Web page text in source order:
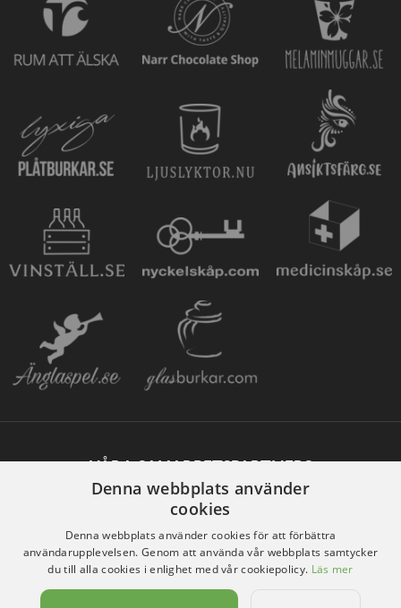
VÅRA SAMARBETSPARTNERS
Denna webbplats använder
cookies
Denna webbplats använder cookies för att förbättra
användarupplevelsen. Genom att använda vår webbplats samtycker
du till alla cookies i enlighet med vår cookiepolicy. Läs mer